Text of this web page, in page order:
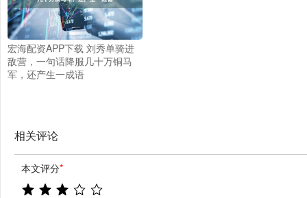
宏海配资APP下载 刘秀单骑进
敌营，一句话降服几十万铜马
军，还产生一成语
相关评论
本文评分*